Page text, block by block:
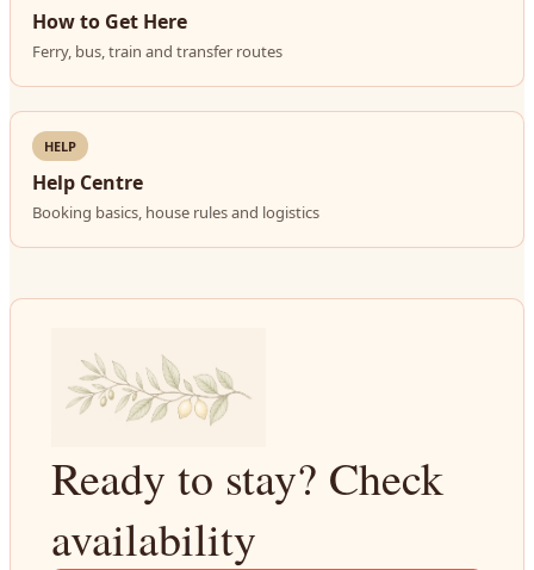
How to Get Here
Ferry, bus, train and transfer routes
HELP
Help Centre
Booking basics, house rules and logistics
Ready to stay? Check
availability